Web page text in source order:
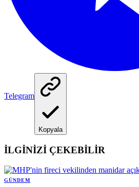
Telegram
Kopyala
İLGİNİZİ ÇEKEBİLİR
GÜNDEM